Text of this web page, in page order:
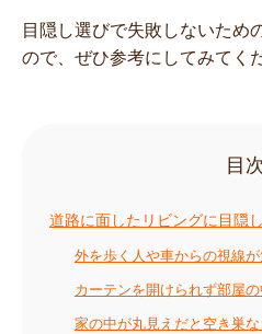
目隠し選びで失敗しないため
ので、ぜひ参考にしてみてく
目次
道路に面したリビングに目隠
外を歩く人や車からの視線
カーテンを開けられず部屋
家の中が丸見えだと空き巣